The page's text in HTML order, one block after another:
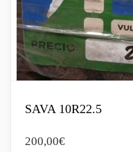
SAVA 10R22.5
200,00€